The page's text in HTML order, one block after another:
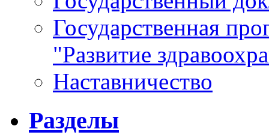
Государственная
"Развитие
Наставничество
Разделы